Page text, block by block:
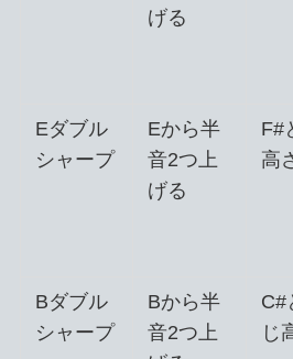
げる
Eダブル
シャープ
Eから半
音2つ上
げる
F#
高
Bダブル
シャープ
Bから半
音2つ上
C#
じ